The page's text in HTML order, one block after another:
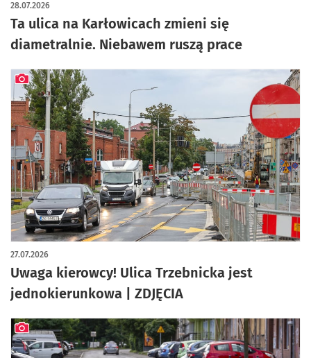
Ta ulica na Karłowicach zmieni się
diametralnie. Niebawem ruszą prace
28.07.2026
Uwaga kierowcy! Ulica Trzebnicka jest
jednokierunkowa | ZDJĘCIA
27.07.2026
artykuł z galerią zdjęć